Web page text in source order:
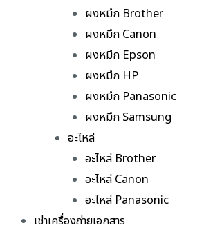
ผงหมึก Brother
ผงหมึก Canon
ผงหมึก Epson
ผงหมึก HP
ผงหมึก Panasonic
ผงหมึก Samsung
อะไหล่
อะไหล่ Brother
อะไหล่ Canon
อะไหล่ Panasonic
เช่าเครื่องถ่ายเอกสาร